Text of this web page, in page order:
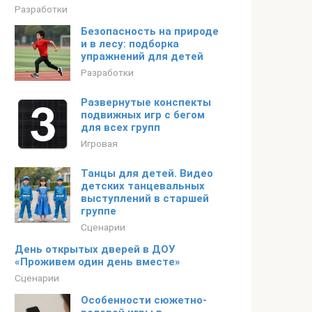
Разработки
Безопасность на природе
и в лесу: подборка
упражнений для детей
Разработки
Развернутые конспекты
подвижных игр с бегом
для всех групп
Игровая
Танцы для детей. Видео
детских танцевальных
выступлений в старшей
группе
Сценарии
День открытых дверей в ДОУ
«Проживем один день вместе»
Сценарии
Особенности сюжетно-